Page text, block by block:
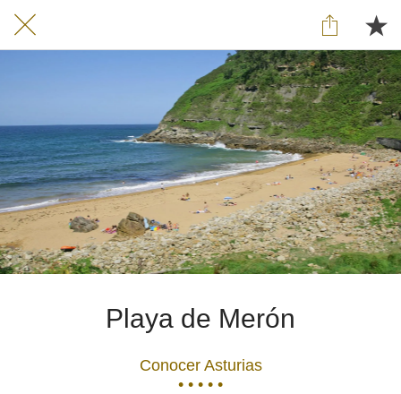
Playa de Merón
Conocer Asturias
• • • • •